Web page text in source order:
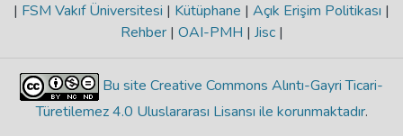
| FSM Vakıf Üniversitesi | Kütüphane | Açık Erişim Politikası |
Rehber | OAI-PMH | Jisc |
Bu site Creative Commons Alıntı-Gayri Ticari-
Türetilemez 4.0 Uluslararası Lisansı ile korunmaktadır.